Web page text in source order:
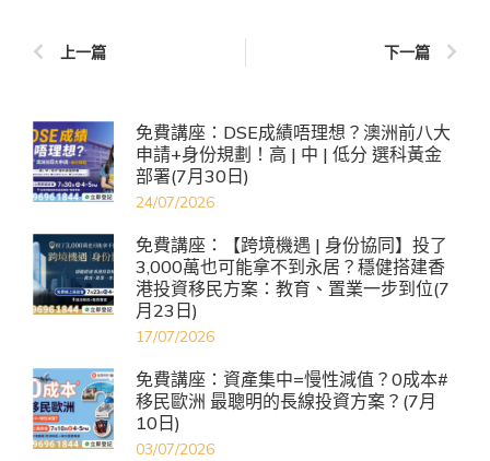
上一篇 下一篇
免費講座：DSE成績唔理想？澳洲前八大
申請+身份規劃！高 | 中 | 低分 選科黃金
部署(7月30日)
24/07/2026
免費講座：【跨境機遇 | 身份協同】投了
3,000萬也可能拿不到永居？穩健搭建香
港投資移民方案：教育、置業一步到位(7
月23日)
17/07/2026
免費講座：資產集中=慢性減值？0成本#
移民歐洲 最聰明的長線投資方案？(7月
10日)
03/07/2026